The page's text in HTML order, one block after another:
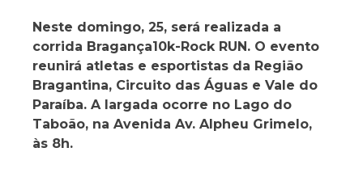
Neste domingo, 25, será realizada a
corrida Bragança10k-Rock RUN. O evento
reunirá atletas e esportistas da Região
Bragantina, Circuito das Águas e Vale do
Paraíba. A largada ocorre no Lago do
Taboão, na Avenida Av. Alpheu Grimelo,
às 8h.